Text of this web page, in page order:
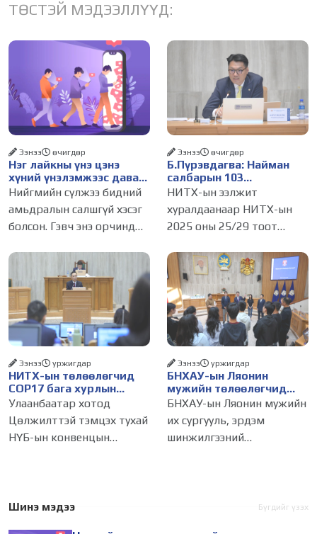
ТӨСТЭЙ МЭДЭЭЛЛҮҮД:
Нэг лайкны үнэ цэнэ
хүний үнэлэмжээс давах
болсон уу?
Ээнээ өчигдѳр
Нийгмийн сүлжээ бидний
амьдралын салшгүй хэсэг
болсон. Гэвч энэ орчинд
амжилт, тэр ч байтугай
хүний үнэ цэнийг хүртэл
лайк, шэйр, дагагчийн
тоогоор хэмжих хандлага
газар авч
Б.Пүрэвдагва: Найман
салбарын 103
үйлчилгээний
бүртгэлийг цуцалснаар
бизнес эрхлэхэд таатай
нөхцөл бүрдэнэ
Ээнээ өчигдѳр
НИТХ-ын ээлжит
хуралдаанаар НИТХ-ын
2025 оны 25/29 тоот
журмын зарим хэсгийг
хүчингүй болгож,
зөвшөөрлийн шинжтэй
103 бүртгэлээс нийслэлийн
бизнес эрхлэгчдийг
НИТХ-ын төлөөлөгчид
COP17 бага хурлын
бэлтгэл ажлын талаар
мэдээлэл сонслоо
Ээнээ уржигдар
Улаанбаатар хотод
Цөлжилттэй тэмцэх тухай
НҮБ-ын конвенцын
өдөр зохион
БНХАУ-ын Ляонин
мужийн төлөөлөгчид
НИТХ-ын үйл
танилцлаа
Ээнээ уржигдар
БНХАУ-ын Ляонин мужийн
их сургууль, эрдэм
шинжилгээний
төлөөлөгчид Монгол
Шинэ мэдээ Бүгдийг үзэх